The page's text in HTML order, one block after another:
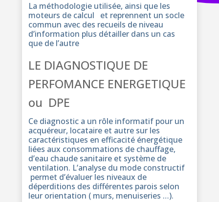
La méthodologie utilisée, ainsi que les
moteurs de calcul et reprennent un socle
commun avec des recueils de niveau
d’information plus détailler dans un cas
que de l’autre
LE DIAGNOSTIQUE DE
PERFOMANCE ENERGETIQUE
ou DPE
Ce diagnostic a un rôle informatif pour un
acquéreur, locataire et autre sur les
caractéristiques en efficacité énergétique
liées aux consommations de chauffage,
d’eau chaude sanitaire et système de
ventilation. L’analyse du mode constructif
permet d’évaluer les niveaux de
déperditions des différentes parois selon
leur orientation ( murs, menuiseries …).